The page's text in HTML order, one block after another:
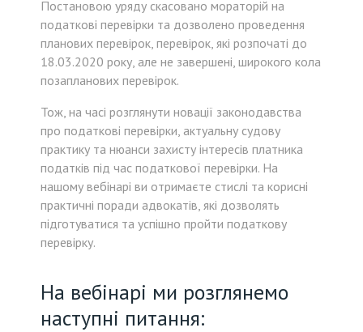
Постановою уряду скасовано мораторій на
податкові перевірки та дозволено проведення
планових перевірок, перевірок, які розпочаті до
18.03.2020 року, але не завершені, широкого кола
позапланових перевірок.
Тож, на часі розглянути новації законодавства
про податкові перевірки, актуальну судову
практику та нюанси захисту інтересів платника
податків під час податкової перевірки. На
нашому вебінарі ви отримаєте стислі та корисні
практичні поради адвокатів, які дозволять
підготуватися та успішно пройти податкову
перевірку.
На вебінарі ми розглянемо
наступні питання: